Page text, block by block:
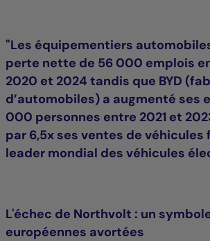
"Les équipementiers
perte nette de 56 000 emplois
2020 et 2024 tandis que BYD
d’automobiles) a augmenté ses
000 personnes entre 2021 et
par 6,5x ses ventes de véhicules
leader mondial des véhicules
L'échec de Northvolt : un
européennes avortées